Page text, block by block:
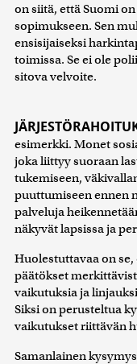
on siitä, että Suomi
sopimukseen. Sen
ensisijaiseksi
toimissa. Se ei ole
sitova velvoite.
esimerkki. Monet
joka liittyy suoraan
tukemiseen,
puuttumiseen ennen
palveluja
näkyvät lapsissa ja
Huolestuttavaa on
päätökset
vaikutuksia ja
Siksi on perusteltua
vaikutukset riittävän
Samanlainen